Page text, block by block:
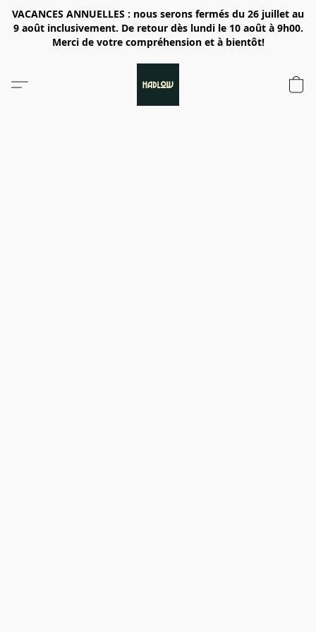
VACANCES ANNUELLES : nous serons fermés du 26 juillet au
9 août inclusivement. De retour dès lundi le 10 août à 9h00.
Merci de votre compréhension et à bientôt!